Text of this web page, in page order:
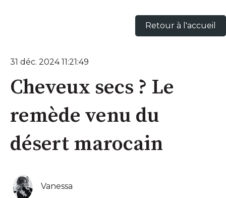
Retour à l'accueil
31 déc. 2024 11:21:49
Cheveux secs ? Le
remède venu du
désert marocain
Vanessa